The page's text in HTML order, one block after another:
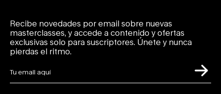
Recibe novedades por email sobre nuevas
masterclasses, y accede a contenido y ofertas
exclusivas solo para suscriptores. Únete y nunca
pierdas el ritmo.